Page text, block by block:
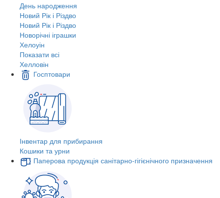
День народження
Новий Рік і Різдво
Новий Рік і Різдво
Новорічні іграшки
Хелоуін
Показати всі
Хелловін
Госптовари
Інвентар для прибирання
Кошики та урни
Паперова продукція санітарно-гігієнічного призначення